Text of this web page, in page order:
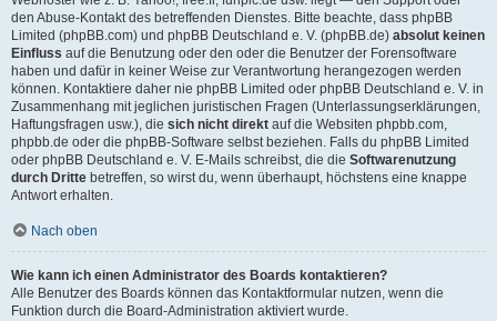
den Abuse-Kontakt des betreffenden Dienstes. Bitte beachte, dass phpBB
Limited (phpBB.com) und phpBB Deutschland e. V. (phpBB.de) absolut keinen
Einfluss auf die Benutzung oder den oder die Benutzer der Forensoftware
haben und dafür in keiner Weise zur Verantwortung herangezogen werden
können. Kontaktiere daher nie phpBB Limited oder phpBB Deutschland e. V. in
Zusammenhang mit jeglichen juristischen Fragen (Unterlassungserklärungen,
Haftungsfragen usw.), die sich nicht direkt auf die Websiten phpbb.com,
phpbb.de oder die phpBB-Software selbst beziehen. Falls du phpBB Limited
oder phpBB Deutschland e. V. E-Mails schreibst, die die Softwarenutzung
durch Dritte betreffen, so wirst du, wenn überhaupt, höchstens eine knappe
Antwort erhalten.
Nach oben
Wie kann ich einen Administrator des Boards kontaktieren?
Alle Benutzer des Boards können das Kontaktformular nutzen, wenn die
Funktion durch die Board-Administration aktiviert wurde.